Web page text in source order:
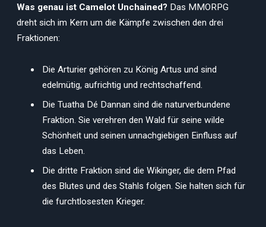
Was genau ist Camelot Unchained? Das MMORPG
dreht sich im Kern um die Kämpfe zwischen den drei
Fraktionen:
Die Arturier gehören zu König Artus und sind
edelmütig, aufrichtig und rechtschaffend.
Die Tuatha Dé Dannan sind die naturverbundene
Fraktion. Sie verehren den Wald für seine wilde
Schönheit und seinen unnachgiebigen Einfluss auf
das Leben.
Die dritte Fraktion sind die Wikinger, die dem Pfad
des Blutes und des Stahls folgen. Sie halten sich für
die furchtlosesten Krieger.